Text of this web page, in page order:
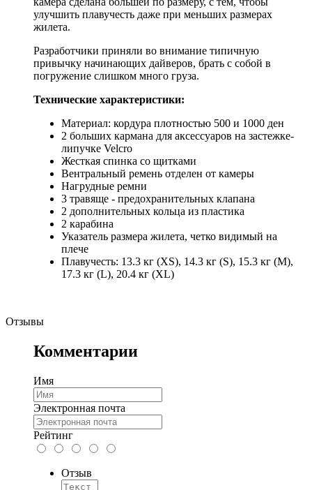
улучшить плавучесть даже при меньших размерах
жилета.
Разработчики приняли во внимание типичную
привычку начинающих дайверов, брать с собой в
погружение слишком много груза.
Технические характеристики:
Материал: кордура плотностью 500 и 1000 ден
2 больших кармана для аксессуаров на застежке-
липучке Velcro
Жесткая спинка со щитками
Вентральный ремень отделен от камеры
Нагрудные ремни
3 травяще - предохранительных клапана
2 дополнительных кольца из пластика
2 карабина
Указатель размера жилета, четко видимый на
плече
Плавучесть: 13.3 кг (XS), 14.3 кг (S), 15.3 кг (M),
17.3 кг (L), 20.4 кг (XL)
Отзывы
Комментарии
Имя
Электронная почта
Рейтинг
Отзыв